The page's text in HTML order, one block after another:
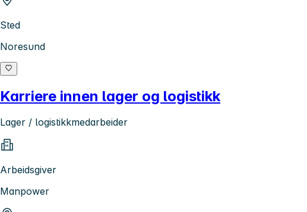
Sted
Noresund
Karriere innen lager og logistikk
Lager / logistikkmedarbeider
Arbeidsgiver
Manpower